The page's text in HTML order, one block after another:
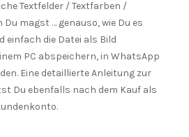
Textfelder / Textfarben /
magst … genauso, wie Du es
einfach die Datei als Bild
PC abspeichern, in WhatsApp
Eine detaillierte Anleitung zur
Du ebenfalls nach dem Kauf als